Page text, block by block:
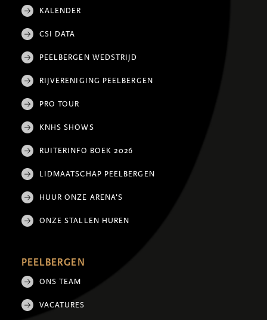
KALENDER
CSI DATA
PEELBERGEN WEDSTRIJD
RIJVERENIGING PEELBERGEN
PRO TOUR
KNHS SHOWS
RUITERINFO BOEK 2026
LIDMAATSCHAP PEELBERGEN
HUUR ONZE ARENA'S
ONZE STALLEN HUREN
PEELBERGEN
ONS TEAM
VACATURES